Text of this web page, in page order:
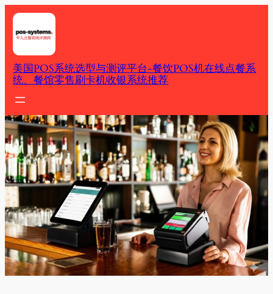
Skip
content
美国POS系统选型与测评平台-餐饮POS机在线点餐系
统、餐馆零售刷卡机收银系统推荐